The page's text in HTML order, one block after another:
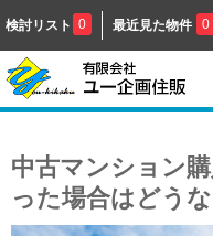
検討リスト 0 最近見た物件 0
中古マンション
った場合はどう